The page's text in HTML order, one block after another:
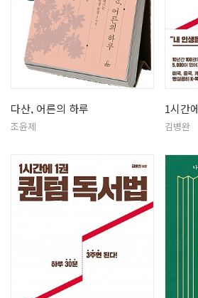
다산, 어른의 하루
조윤제 김병완